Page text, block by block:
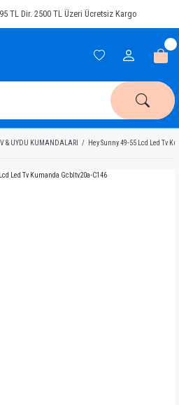
TL Dir. 2500 TL Üzeri Ücretsiz Kargo
& UYDU KUMANDALARI Hey Sunny 49-55 Lcd Led Tv